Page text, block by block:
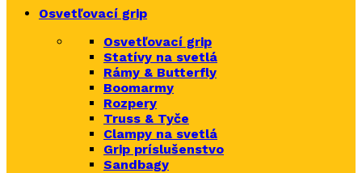
Osvetľovací grip
Osvetľovací grip
Statívy na svetlá
Rámy & Butterfly
Boomarmy
Rozpery
Truss & Tyče
Clampy na svetlá
Grip príslušenstvo
Sandbagy